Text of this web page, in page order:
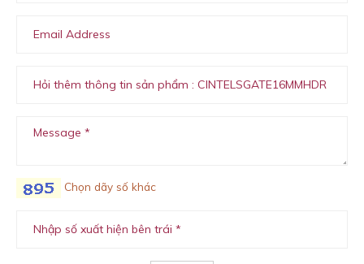
Chọn dãy số khác